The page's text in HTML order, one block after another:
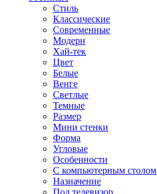
Стиль
Классические
Современные
Модерн
Хай-тек
Цвет
Белые
Венге
Светлые
Темные
Размер
Мини стенки
Форма
Угловые
Особенности
С компьютерным столом
Назначение
Под телевизор